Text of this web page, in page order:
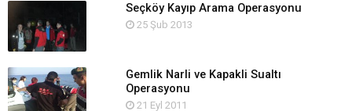
Seçköy Kayıp Arama Operasyonu
25 Şub 2013
Gemlik Narli ve Kapakli Sualtı
Operasyonu
21 Eyl 2011